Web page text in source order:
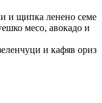
и щипка ленено семе
месо, авокадо и
и кафяв ориз